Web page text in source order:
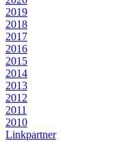
2019
2018
2017
2016
2015
2014
2013
2012
2011
2010
Linkpartner